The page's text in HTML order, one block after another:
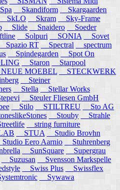
Skandiform
Skargaarden
SkLO Skram
Sky-Frame
Slide Snaidero
Soeder
Solpuri SONIA
Sovet
Spazio RT Spectral
spectrum
Spindegarden
Spot On
Staron
Starpool
MOEBEL
STECKWERK
Steiner
Stella Stellar Works
Steuler Fliesen GmbH
Stilo STILTREU
Sto AG
Stouby
Strahle
string furniture
STUA
Studio Brovhn
Eero Aarnio
Stuhrenberg
SunSquare
Supergrau
Suzusan
Svensson Markspelle
Swiss Plus
Swissflex
Sywawa